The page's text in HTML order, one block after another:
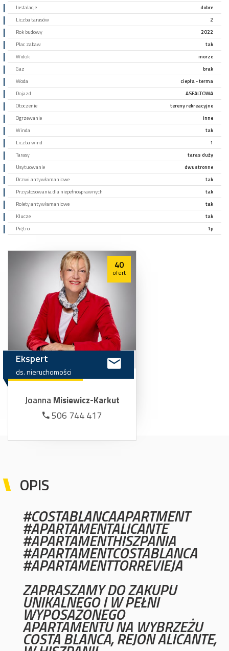
Instalacje
dobre
Liczba tarasów
2
Rok budowy
2022
Plac zabaw
tak
Widok
morze
Gaz
brak
Woda
ciepła - terma
Dojazd
ASFALTOWA
Otoczenie
tereny rekreacyjne
Ogrzewanie
inne
Winda
tak
Liczba wind
1
Tarasy
taras duży
Usytuowanie
dwustronne
Drzwi antywłamaniowe
tak
Przystosowania dla niepełnosprawnych
tak
Rolety antywłamaniowe
tak
Klucze
tak
Piętro
1p
40
ofert
Ekspert
ds.nieruchomości
JoannaMisiewicz-Karkut
506 744 417
OPIS
#COSTABLANCAAPARTMENT
#APARTAMENTALICANTE
#APARTAMENTHISZPANIA
#APARTAMENTCOSTABLANCA
#APARTAMENTTORREVIEJA
ZAPRASZAMY DO ZAKUPU
UNIKALNEGO I W PEŁNI
WYPOSAŻONEGO
APARTAMENTU NA WYBRZEŻU
COSTA BLANCA, REJON ALICANTE,